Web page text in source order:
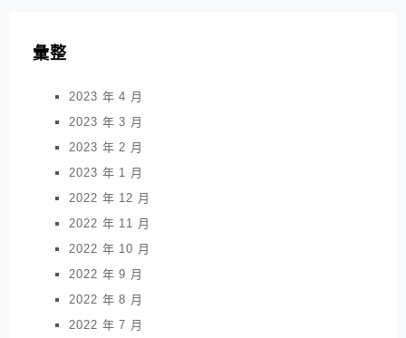
彙整
2023 年 4 月
2023 年 3 月
2023 年 2 月
2023 年 1 月
2022 年 12 月
2022 年 11 月
2022 年 10 月
2022 年 9 月
2022 年 8 月
2022 年 7 月